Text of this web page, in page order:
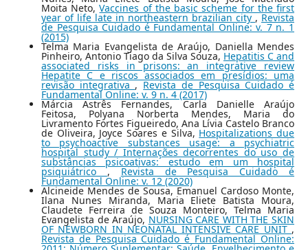
Moita Neto,Vaccines of the basic scheme for the first
year of life late in northeastern brazilian city,Revista
de Pesquisa Cuidado é Fundamental Online: v. 7 n. 1
(2015)
Telma Maria Evangelista de Araújo, Daniella Mendes
Pinheiro, Antonio Tiago da Silva Souza, Hepatitis C and
associated risks in prisons: an integrative review
Hepatite C e riscos associados em presídios: uma
revisão integrativa,Revista de Pesquisa Cuidado é
Fundamental Online: v. 9 n. 4 (2017)
Márcia Astrês Fernandes, Carla Danielle Araújo
Feitosa, Polyana Norberta Mendes, Maria do
Livramento Fortes Figueiredo, Ana Lívia Castelo Branco
de Oliveira, Joyce Soares e Silva, Hospitalizations due
to psychoactive substances usage: a psychiatric
hospital study / Internações decorrentes do uso de
substâncias psicoativas: estudo em um hospital
psiquiátrico,Revista de Pesquisa Cuidado é
Fundamental Online: v. 12 (2020)
Alcineide Mendes de Sousa, Emanuel Cardoso Monte,
Ilana Nunes Miranda, Maria Eliete Batista Moura,
Claudete Ferreira de Souza Monteiro, Telma Maria
Evangelista de Araújo, NURSING CARE WITH THE SKIN
OF NEWBORN IN NEONATAL INTENSIVE CARE UNIT,
Revista de Pesquisa Cuidado é Fundamental Online: